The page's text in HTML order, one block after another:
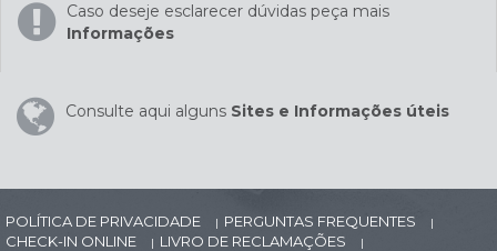
Caso deseje esclarecer dúvidas peça mais
Informações
Consulte aqui alguns Sites e Informações úteis
POLÍTICA DE PRIVACIDADE | PERGUNTAS FREQUENTES |
CHECK-IN ONLINE | LIVRO DE RECLAMAÇÕES |